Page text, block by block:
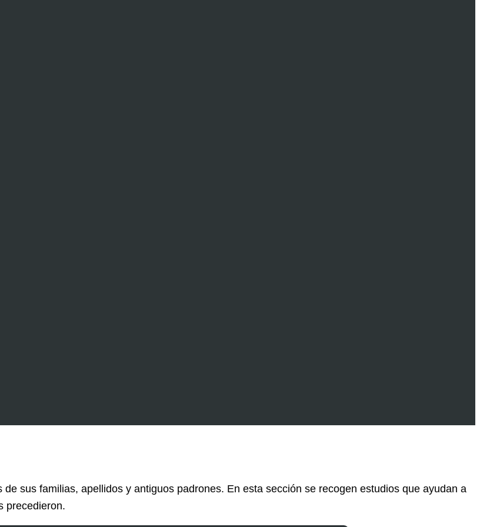
sus familias, apellidos y antiguos padrones. En esta sección se recogen estudios que ayudan a
precedieron.